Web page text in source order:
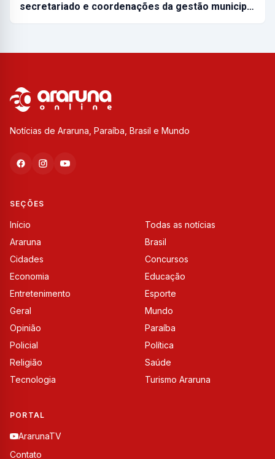
secretariado e coordenações da gestão municip…
Notícias de Araruna, Paraíba, Brasil e Mundo
SEÇÕES
Início
Todas as notícias
Araruna
Brasil
Cidades
Concursos
Economia
Educação
Entretenimento
Esporte
Geral
Mundo
Opinião
Paraíba
Policial
Política
Religião
Saúde
Tecnologia
Turismo Araruna
PORTAL
ArarunaTV
Contato